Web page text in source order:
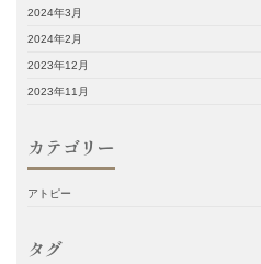
2024年3月
2024年2月
2023年12月
2023年11月
カテゴリー
アトピー
タグ